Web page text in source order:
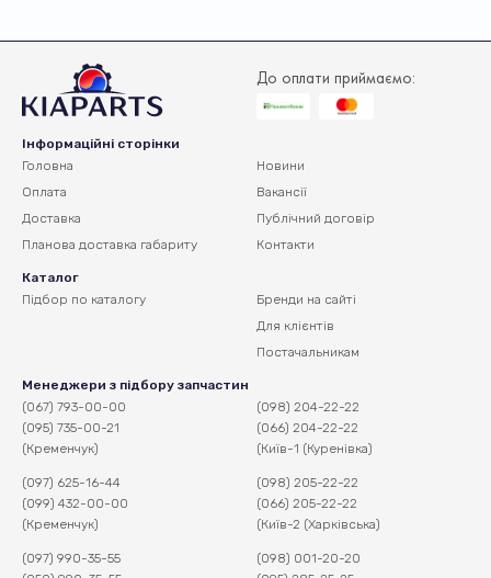
До оплати приймаємо:
Інформаційні сторінки
Головна
Оплата
Доставка
Планова доставка габариту
Новини
Вакансії
Публічний договір
Контакти
Каталог
Підбор по каталогу
Бренди на сайті
Для клієнтів
Постачальникам
Менеджери з підбору запчастин
(067) 793-00-00
(095) 735-00-21
(Кременчук)
(097) 625-16-44
(099) 432-00-00
(Кременчук)
(097) 990-35-55
(098) 204-22-22
(066) 204-22-22
(Київ-1 (Куренівка)
(098) 205-22-22
(066) 205-22-22
(Київ-2 (Харківська)
(098) 001-20-20